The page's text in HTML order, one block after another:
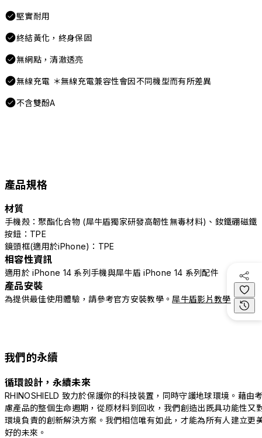
堅實耐用
終結黃化，終身保固
無網點，清澈透亮
無線充電 ＊無線充電兼容性會因不同機型而有所差異
不含雙酚A
產品規格
材質
手機殼：聚酯化合物 (犀牛盾獨家研發高韌性無毒材料)、釹鐵硼磁鐵
按鈕：TPE
鏡頭框(適用於iPhone)：TPE
相容性資訊
適用於 iPhone 14 系列手機與犀牛盾 iPhone 14 系列配件
產品安裝
為提供最佳使用體驗，請參考官方安裝教學。 犀牛盾影片教學
我們的永續
循環設計，永續未來
RHINOSHIELD 致力於保護你的科技裝置，同時守護地球環境。藉由
慮產品的整個生命週期，從原材料到回收，我們創造出既具功能性又
環境負責的創新解決方案。我們相信唯有如此，才能為所有人建立更
好的未來。